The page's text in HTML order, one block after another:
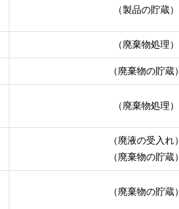
（製品の貯蔵）
（廃棄物処理）
（廃棄物の貯蔵）
（廃棄物処理）
（廃液の受入れ）
（廃棄物の貯蔵）
（廃棄物の貯蔵）